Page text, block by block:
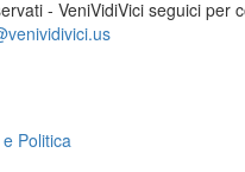
- VeniVidiVici seguici per
Politica